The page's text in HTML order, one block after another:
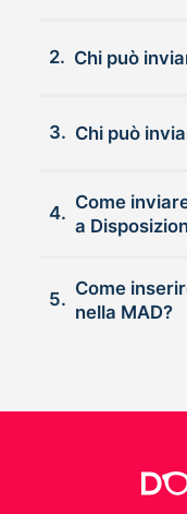
2.
3. Chi può
4.
Come
a
5.
Come inserire le
nella MAD?